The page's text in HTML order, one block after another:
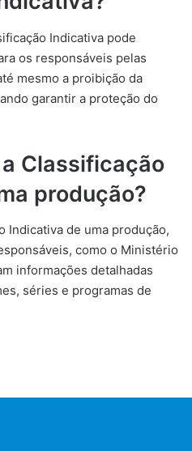
Indicativa pode
os responsáveis pelas
mesmo a proibição da
garantir a proteção do
Classificação
produção?
Indicativa de uma produção,
como o Ministério
informações detalhadas
séries e programas de